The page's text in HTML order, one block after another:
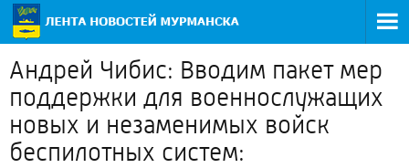
Андрей Чибис: Вводим пакет мер
поддержки для военнослужащих
новых и незаменимых войск
беспилотных систем: